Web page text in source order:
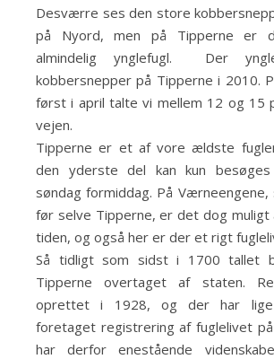
Desværre ses den store
på Nyord, men på Tipperne er
almindelig ynglefugl. Der
kobbersnepper på Tipperne i 2010.
først i april talte vi mellem 12 og 15
vejen.
Tipperne er et af vore ældste
den yderste del kan kun
søndag formiddag. På Værneengene,
før selve Tipperne, er det dog
tiden, og også her er der et rigt
Så tidligt som sidst i 1700 tallet
Tipperne overtaget af staten.
oprettet i 1928, og der har
foretaget registrering af fuglelivet
har derfor enestående